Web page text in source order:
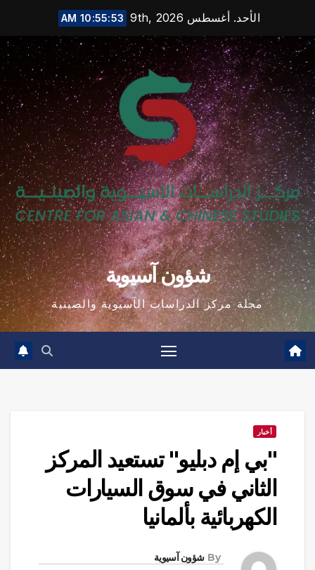
content
الأحد. أغسطس 9th, 2026 10:55:54 AM
شؤون آسيوية
مجلة مركز الدراسات الآسيوية والصينية
أخبار
"بي إم دبليو" تستعيد المركز
الثاني في سوق السيارات
الكهربائية بألمانيا
By شؤون آسيوية